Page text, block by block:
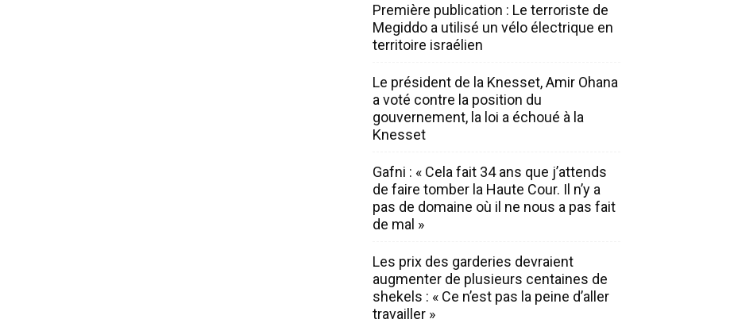
Première publication : Le terroriste de
Megiddo a utilisé un vélo électrique en
territoire israélien
Le président de la Knesset, Amir Ohana
a voté contre la position du
gouvernement, la loi a échoué à la
Knesset
Gafni : « Cela fait 34 ans que j’attends
de faire tomber la Haute Cour. Il n’y a
pas de domaine où il ne nous a pas fait
de mal »
Les prix des garderies devraient
augmenter de plusieurs centaines de
shekels : « Ce n’est pas la peine d’aller
travailler »